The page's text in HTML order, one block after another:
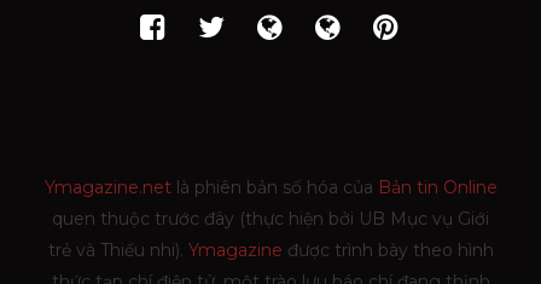
Ymagazine.netlà phiên bản số hóa của Bản tin Online
quen thuộc trước đây (thực hiện bởi UB Mục vụ Giới
trẻ và Thiếu nhi). Ymagazine được trình bày theo hình